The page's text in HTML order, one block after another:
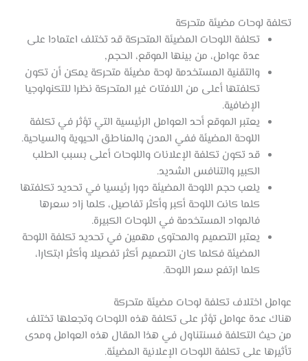
تكلفة لوحات مضيئة متحركة
تكلفة اللوحات المضيئة المتحركة قد تختلف اعتمادا على
عدة عوامل، من بينها الموقع، الحجم,
والتقنية المستخدمة لوحة مضيئة متحركة يمكن أن تكون
تكلفتها أعلى من اللافتات غير المتحركة نظرا للتكنولوجيا
الإضافية.
يعتبر الموقع أحد العوامل الرئيسية التي تؤثر في تكلفة
اللوحة المضيئة ففي المدن والمناطق الحيوية والسياحية.
قد تكون تكلفة الإعلانات واللوحات أعلى بسبب الطلب
الكبير والتنافس الشديد.
يلعب حجم اللوحة المضيئة دورا رئيسيا في تحديد تكلفتها
كلما كانت اللوحة أكبر وأكثر تفاصيل، كلما زاد سعرها
فالمواد المستخدمة في اللوحات الكبيرة.
يعتبر التصميم والمحتوى مهمين في تحديد تكلفة اللوحة
المضيئة فكلما كان التصميم أكثر تفصيلا وأكثر ابتكارا،
كلما ارتفع سعر اللوحة.
عوامل اختلاف تكلفة لوحات مضيئة متحركة
هناك عدة عوامل تؤثر على تكلفة هذه اللوحات وتجعلها تختلف
من حيث التكلفة فسنتناول في هذا المقال هذه العوامل ومدى
تأثيرها على تكلفة اللوحات الإعلانية المضيئة.